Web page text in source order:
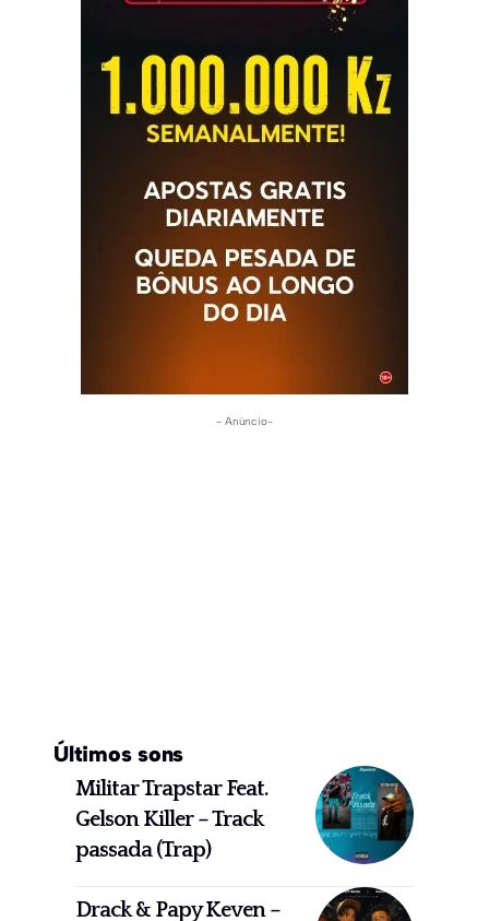
- Anúncio-
Últimos sons
Militar Trapstar Feat.
Gelson Killer – Track
passada (Trap)
Drack & Papy Keven –